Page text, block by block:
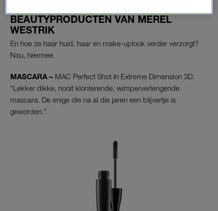
BEAUTYPRODUCTEN VAN MEREL
WESTRIK
En hoe ze haar huid, haar en make-uplook verder verzorgt?
Nou, hiermee.
MASCARA – MAC Perfect Shot In Extreme Dimension 3D.
“Lekker dikke, nooit klonterende, wimperverlengende
mascara. De enige die na al die jaren een blijvertje is
geworden.”